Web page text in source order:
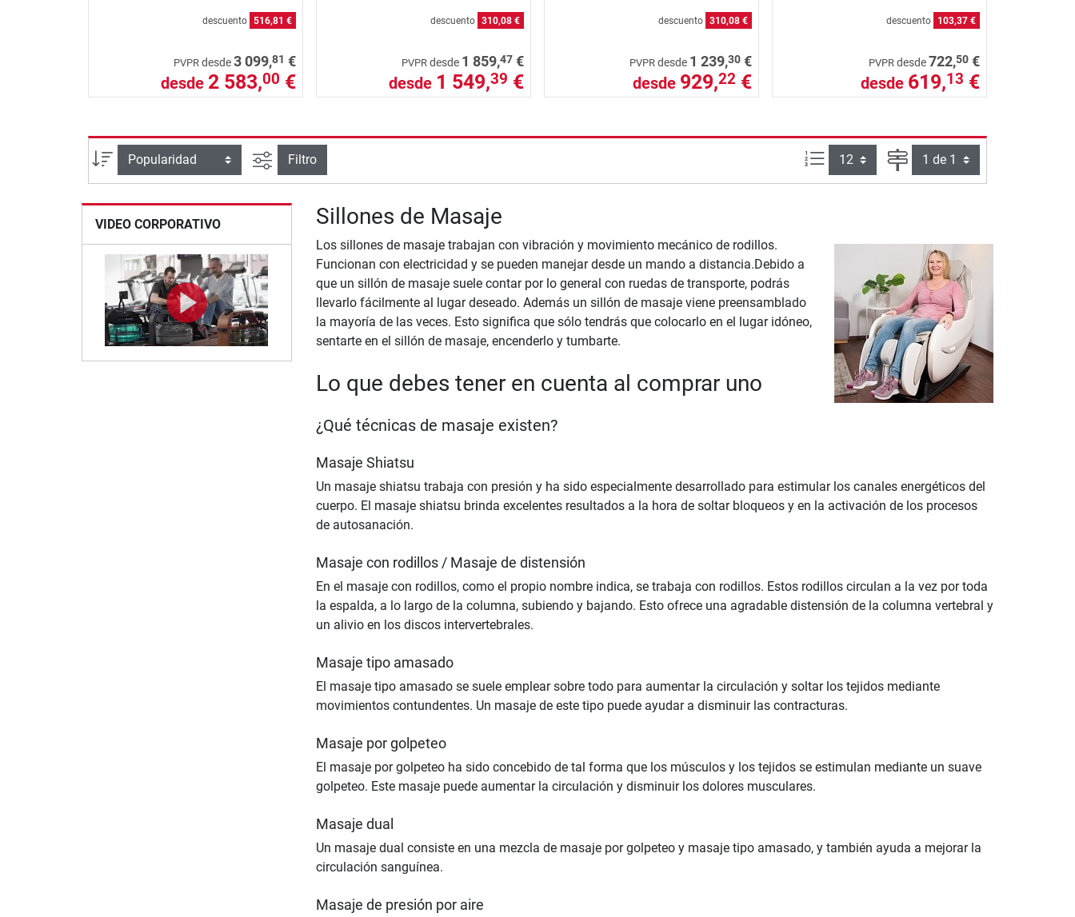
descuento 516,81 €
PVPR desde3 099,81 €
desde 2 583,00 €
descuento 310,08 €
PVPR desde 1 859,47 €
desde 1 549,39 €
descuento 310,08 €
PVPR desde 1 239,30 €
desde 929,22 €
descuento 103,37 €
PVPR desde722,50 €
desde 619,13 €
Ordenar por Busqueda avanzada
Filtro Artículos por página:
Página
VIDEO CORPORATIVO Sillones de Masaje
Los sillones de masaje trabajan con vibración y movimiento mecánico de rodillos.
Funcionan con electricidad y se pueden manejar desde un mando a distancia.Debido a
que un sillón de masaje suele contar por lo general con ruedas de transporte, podrás
llevarlo fácilmente al lugar deseado. Además un sillón de masaje viene preensamblado
la mayoría de las veces. Esto significa que sólo tendrás que colocarlo en el lugar idóneo,
sentarte en el sillón de masaje, encenderlo y tumbarte.
Lo que debes tener en cuenta al comprar uno
¿Qué técnicas de masaje existen?
Masaje Shiatsu
Un masaje shiatsu trabaja con presión y ha sido especialmente desarrollado para estimular los canales energéticos del
cuerpo. El masaje shiatsu brinda excelentes resultados a la hora de soltar bloqueos y en la activación de los procesos
de autosanación.
Masaje con rodillos / Masaje de distensión
En el masaje con rodillos, como el propio nombre indica, se trabaja con rodillos. Estos rodillos circulan a la vez por toda
la espalda, a lo largo de la columna, subiendo y bajando. Esto ofrece una agradable distensión de la columna vertebral y
un alivio en los discos intervertebrales.
Masaje tipo amasado
El masaje tipo amasado se suele emplear sobre todo para aumentar la circulación y soltar los tejidos mediante
movimientos contundentes. Un masaje de este tipo puede ayudar a disminuir las contracturas.
Masaje por golpeteo
El masaje por golpeteo ha sido concebido de tal forma que los músculos y los tejidos se estimulan mediante un suave
golpeteo. Este masaje puede aumentar la circulación y disminuir los dolores musculares.
Masaje dual
Un masaje dual consiste en una mezcla de masaje por golpeteo y masaje tipo amasado, y también ayuda a mejorar la
circulación sanguínea.
Masaje de presión por aire